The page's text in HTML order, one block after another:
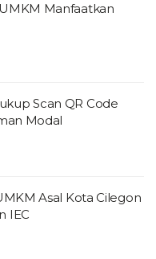
Manfaatkan
Scan QR Code
Modal
Asal Kota Cilegon
IEC